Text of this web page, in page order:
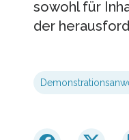
sowohl für
der